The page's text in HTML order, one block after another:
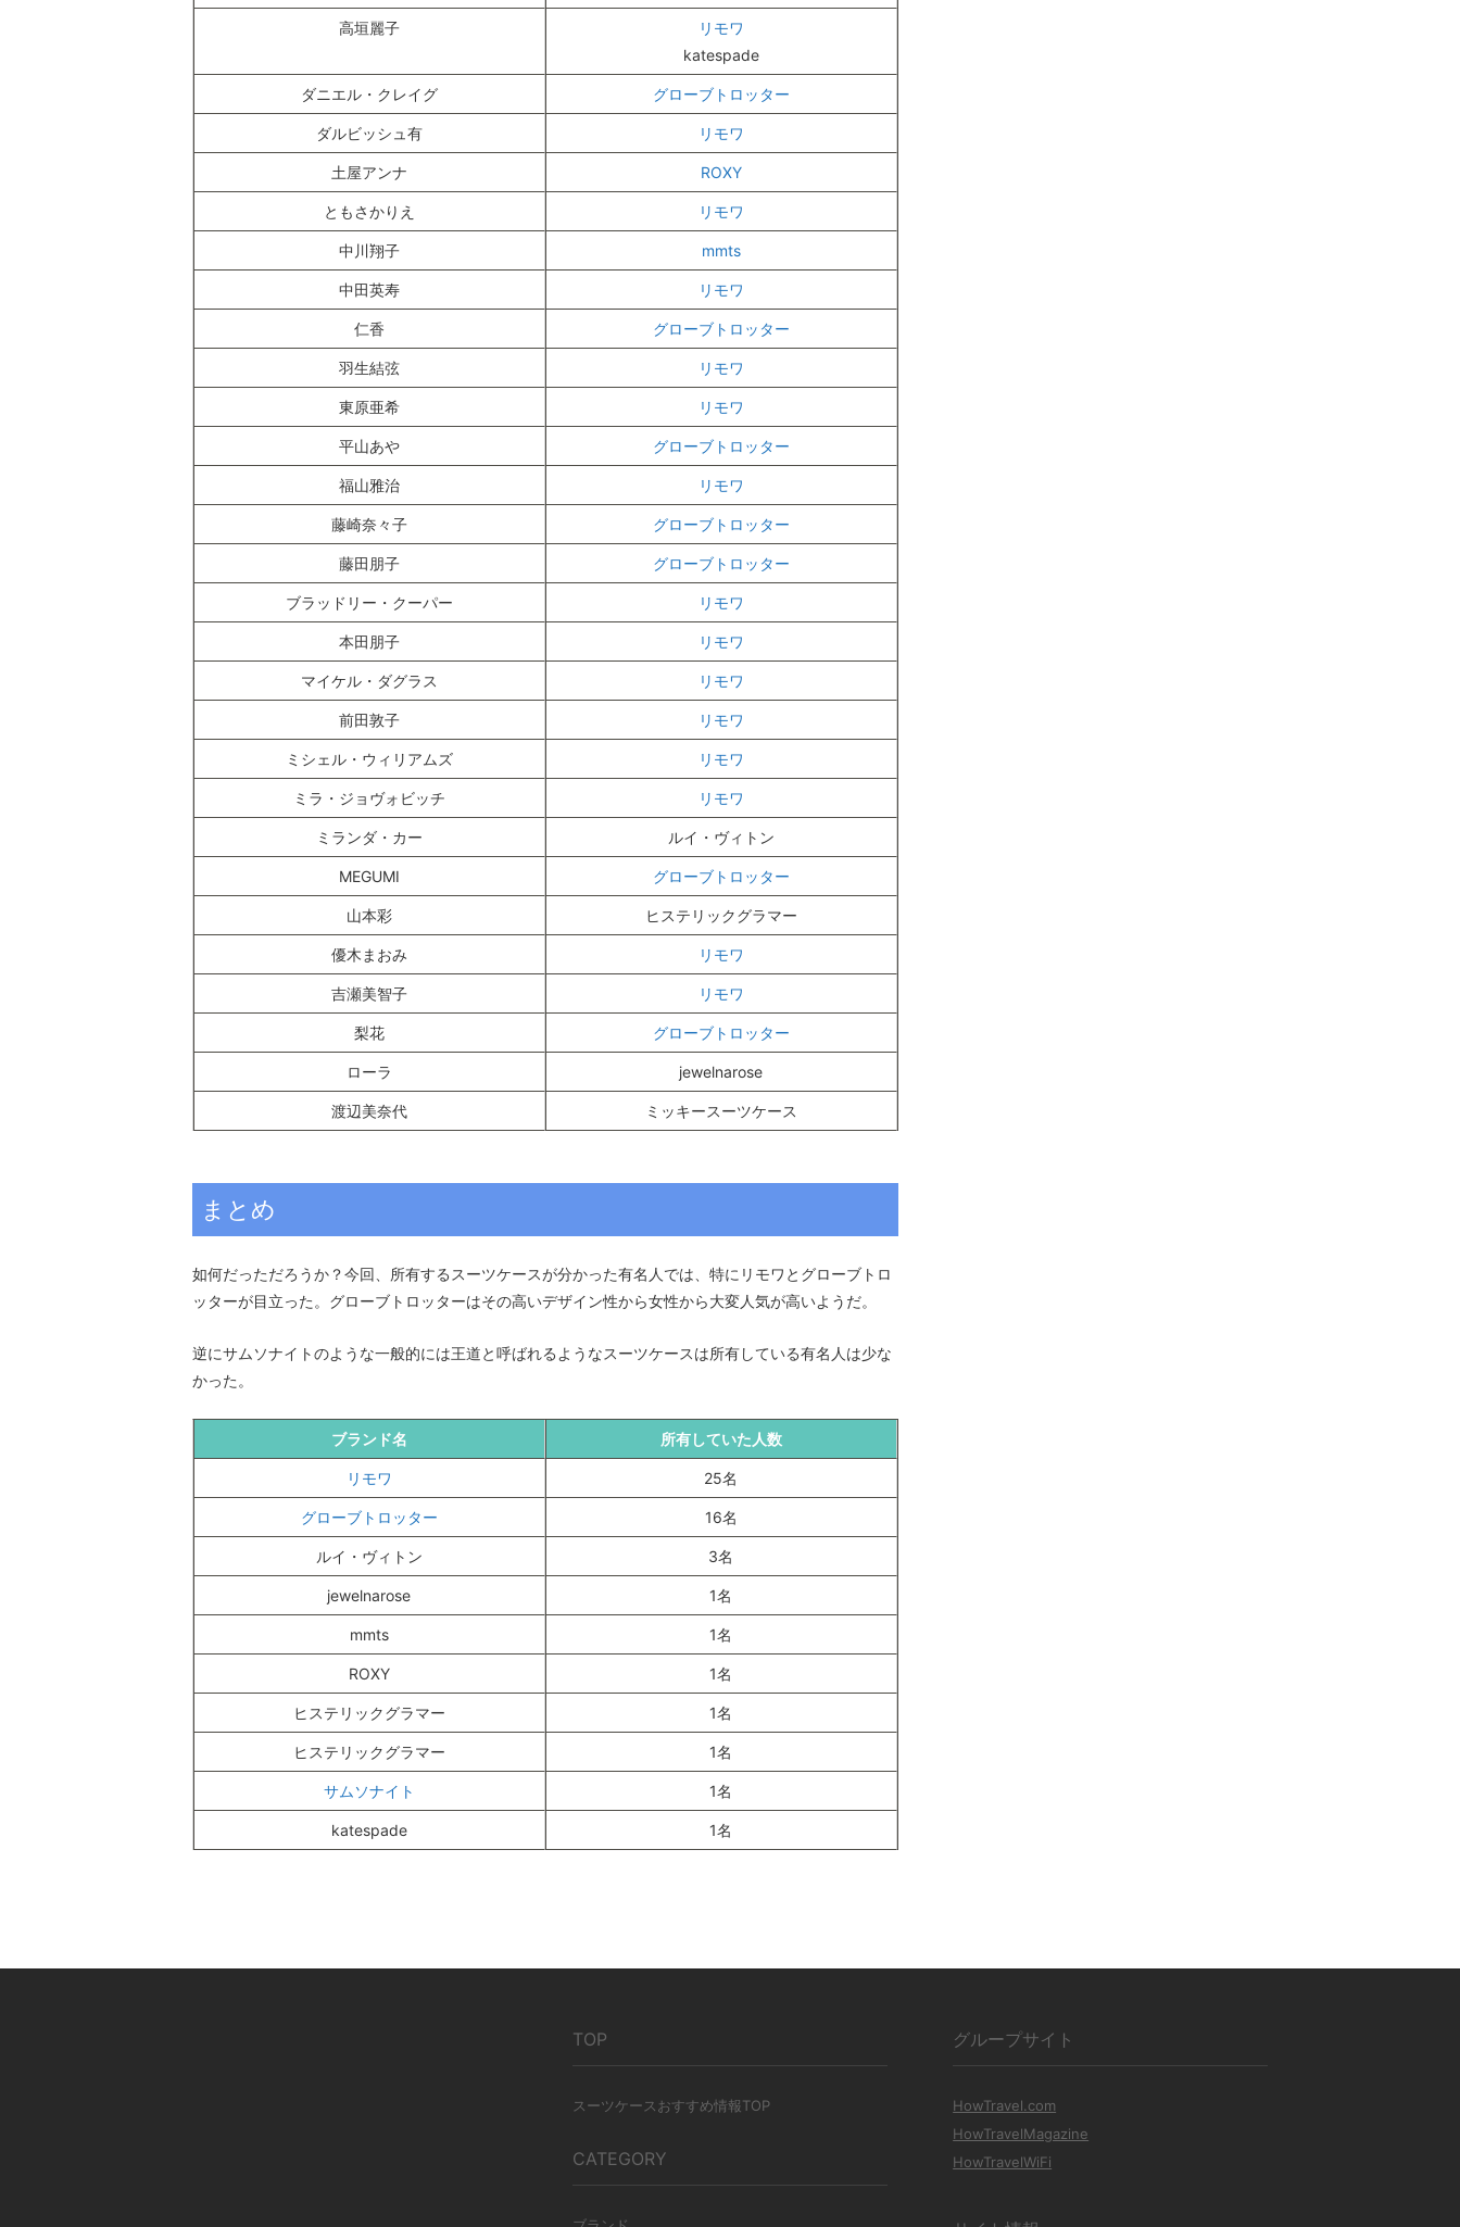
高垣麗子
リモワ
katespade
ダニエル・クレイグ グローブトロッター
ダルビッシュ有 リモワ
土屋アンナ ROXY
ともさかりえ リモワ
中川翔子 mmts
中田英寿 リモワ
仁香 グローブトロッター
羽生結弦 リモワ
東原亜希 リモワ
平山あや グローブトロッター
福山雅治 リモワ
藤崎奈々子 グローブトロッター
藤田朋子 グローブトロッター
ブラッドリー・クーパー リモワ
本田朋子 リモワ
マイケル・ダグラス リモワ
前田敦子 リモワ
ミシェル・ウィリアムズ リモワ
ミラ・ジョヴォビッチ リモワ
ミランダ・カー ルイ・ヴィトン
MEGUMI グローブトロッター
山本彩 ヒステリックグラマー
優木まおみ リモワ
吉瀬美智子 リモワ
梨花 グローブトロッター
ローラ jewelnarose
渡辺美奈代 ミッキースーツケース
まとめ
如何だっただろうか？今回、所有するスーツケースが分かった有名人では、特にリモワとグローブトロ
ッターが目立った。グローブトロッターはその高いデザイン性から女性から大変人気が高いようだ。
逆にサムソナイトのような一般的には王道と呼ばれるようなスーツケースは所有している有名人は少な
かった。
ブランド名 所有していた人数
リモワ 25名
グローブトロッター 16名
ルイ・ヴィトン 3名
jewelnarose 1名
mmts 1名
ROXY 1名
ヒステリックグラマー 1名
ヒステリックグラマー 1名
サムソナイト 1名
katespade 1名
TOP
スーツケースおすすめ情報TOP
CATEGORY
グループサイト
HowTravel.com
HowTravelMagazine
HowTravelWiFi